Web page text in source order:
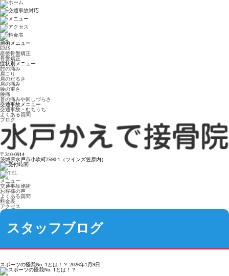
施術メニュー
EMS
産後骨盤矯正
骨盤矯正
症状別メニュー
肘の痛み
肩こり
肩のだるさ
肩の痛み
腰の重さ
腰痛
首の痛みや回しづらさ
交通事故メニュー
交通事故・むちうち
よくある質問
ブログ
〒310-0914
茨城県水戸市小吹町2590-1（ツインズ笠原内）
メニュー
交通事故施術
お客様の声
よくある質問
料金表
アクセス
スタッフブログ
スポーツの怪我No. 1とは！？ 2026年1月9日